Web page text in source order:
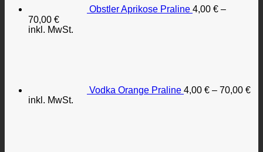
Obstler Aprikose Praline 4,00 € –
70,00 €
inkl. MwSt.
Vodka Orange Praline 4,00 € – 70,00 €
inkl. MwSt.